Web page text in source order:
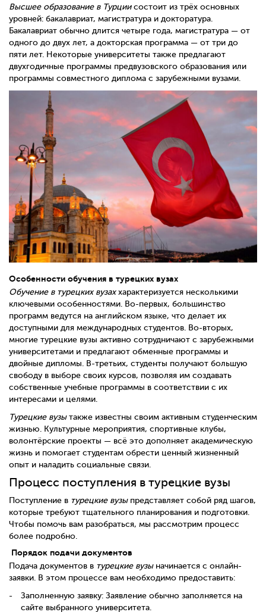
Высшее образование в Турциисостоит из трёх основных
уровней: бакалавриат, магистратура и докторатура.
Бакалавриат обычно длится четыре года, магистратура — от
одного до двух лет, а докторская программа — от три до
пяти лет. Некоторые университеты также предлагают
двухгодичные программы предвузовского образования или
программы совместного диплома с зарубежными вузами.
Особенности обучения в турецких вузах
Обучение в турецких вузаххарактеризуется несколькими
ключевыми особенностями. Во-первых, большинство
программ ведутся на английском языке, что делает их
доступными для международных студентов. Во-вторых,
многие турецкие вузы активно сотрудничают с зарубежными
университетами и предлагают обменные программы и
двойные дипломы. В-третьих, студенты получают большую
свободу в выборе своих курсов, позволяя им создавать
собственные учебные программы в соответствии с их
интересами и целями.
Турецкие вузытакже известны своим активным студенческим
жизнью. Культурные мероприятия, спортивные клубы,
волонтёрские проекты — всё это дополняет академическую
жизнь и помогает студентам обрести ценный жизненный
опыт и наладить социальные связи.
Процесс поступления в турецкие вузы
Поступление в турецкие вузыпредставляет собой ряд шагов,
которые требуют тщательного планирования и подготовки.
Чтобы помочь вам разобраться, мы рассмотрим процесс
более подробно.
Порядок подачи документов
Подача документов в турецкие вузыначинается с онлайн-
заявки. В этом процессе вам необходимо предоставить:
Заполненную заявку: Заявление обычно заполняется на
сайте выбранного университета.